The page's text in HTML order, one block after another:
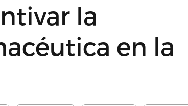
la
en la